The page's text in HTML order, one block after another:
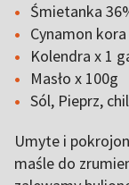
Śmietanka
Cynamon
Kolendra x 1
Masło x 100g
Sól, Pieprz,
Umyte i
maśle do